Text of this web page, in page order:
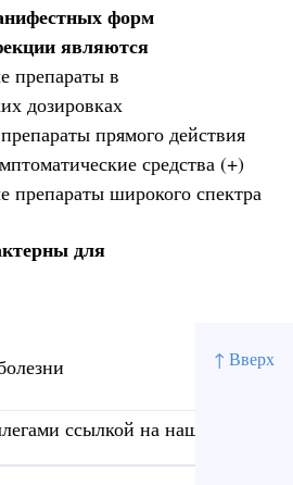
↑ Вверх
форм
являются
препараты в
дозировках
прямого действия
средства (+)
препараты широкого спектра
для
ссылкой на наш сайт